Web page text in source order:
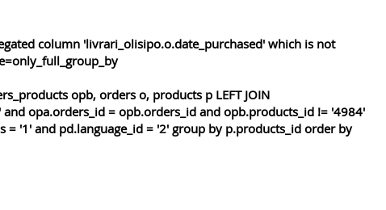
column 'livrari_olisipo.o.date_purchased' which is not
opb, orders o, products p LEFT JOIN
opa.orders_id = opb.orders_id and opb.products_id != '4984'
'1' and pd.language_id = '2' group by p.products_id order by